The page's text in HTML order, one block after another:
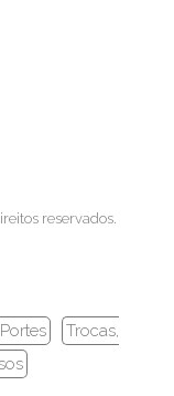
reservados.
Trocas,